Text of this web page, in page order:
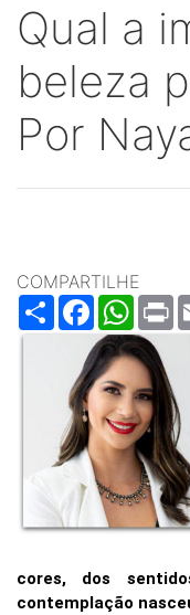
Qual a
beleza
Por
COMPARTILHE
ShareFacebook
cores, dos
contemplação